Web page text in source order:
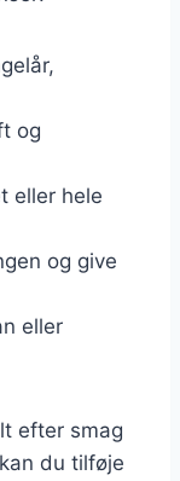
og
eller hele
og give
eller
efter smag
du tilføje